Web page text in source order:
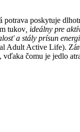
potrava poskytuje
tukov , ideálny pre
a stály prísun
Adult Active Life).
čomu je jedlo